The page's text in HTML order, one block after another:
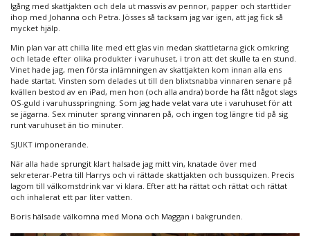
Igång med skattjakten och dela ut massvis av pennor, papper och starttider
ihop med Johanna och Petra. Jösses så tacksam jag var igen, att jag fick så
mycket hjälp.
Min plan var att chilla lite med ett glas vin medan skattletarna gick omkring
och letade efter olika produkter i varuhuset, i tron att det skulle ta en stund.
Vinet hade jag, men första inlämningen av skattjakten kom innan alla ens
hade startat. Vinsten som delades ut till den blixtsnabba vinnaren senare på
kvällen bestod av en iPad, men hon (och alla andra) borde ha fått något slags
OS-guld i varuhusspringning. Som jag hade velat vara ute i varuhuset för att
se jägarna. Sex minuter sprang vinnaren på, och ingen tog längre tid på sig
runt varuhuset än tio minuter.
SJUKT imponerande.
När alla hade sprungit klart halsade jag mitt vin, knatade över med
sekreterar-Petra till Harrys och vi rättade skattjakten och bussquizen. Precis
lagom till välkomstdrink var vi klara. Efter att ha rättat och rättat och rättat
och inhalerat ett par liter vatten.
Boris hälsade välkomna med Mona och Maggan i bakgrunden.